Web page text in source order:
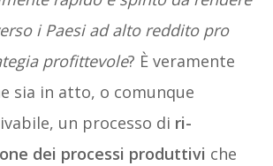
i Paesi ad alto reddito pro
profittevole? È veramente
sia in atto, o comunque
un processo di ri-
dei processi produttivi che